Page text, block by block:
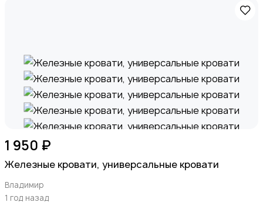
1 950 ₽
Железные кровати, универсальные кровати
Владимир
1 год назад